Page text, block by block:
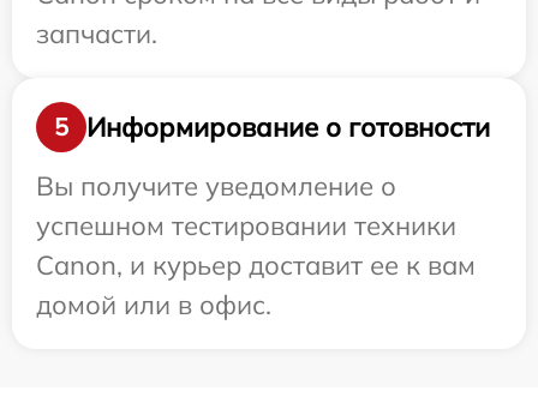
запчасти.
5
Информирование о готовности
Вы получите уведомление о
успешном тестировании техники
Canon, и курьер доставит ее к вам
домой или в офис.